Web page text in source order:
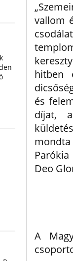
vallom
hitben
és
díjat,
mondta
Deo
A